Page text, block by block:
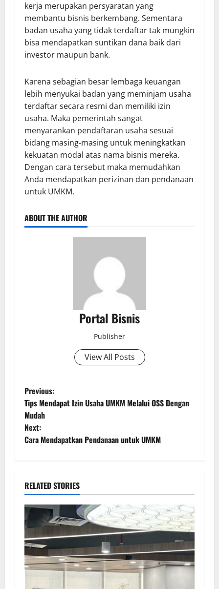
kerja merupakan persyaratan yang
membantu bisnis berkembang. Sementara
badan usaha yang tidak terdaftar tak mungkin
bisa mendapatkan suntikan dana baik dari
investor maupun bank.
Karena sebagian besar lembaga keuangan
lebih menyukai badan yang meminjam usaha
terdaftar secara resmi dan memiliki izin
usaha. Maka pemerintah sangat
menyarankan pendaftaran usaha sesuai
bidang masing-masing untuk meningkatkan
kekuatan modal atas nama bisnis mereka.
Dengan cara tersebut maka memudahkan
Anda mendapatkan perizinan dan pendanaan
untuk UMKM.
ABOUT THE AUTHOR
Portal Bisnis
Publisher
View All Posts
Previous:
Tips Mendapat Izin Usaha UMKM Melalui OSS Dengan
Mudah
Next:
Cara Mendapatkan Pendanaan untuk UMKM
RELATED STORIES